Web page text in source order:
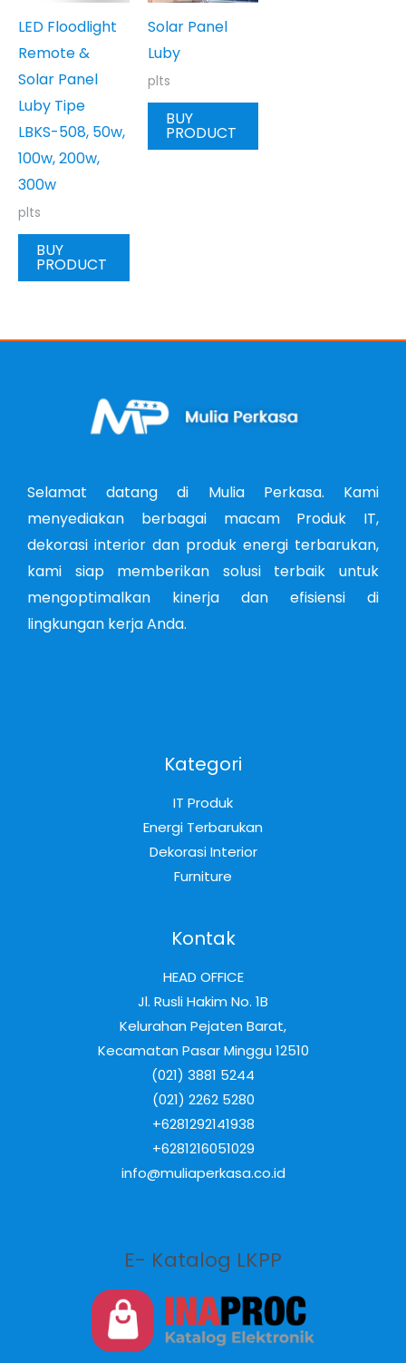
LED Floodlight
Remote &
Solar Panel
Luby Tipe
LBKS-508, 50w,
100w, 200w,
300w
plts
BUY
PRODUCT
Solar Panel
Luby
plts
BUY
PRODUCT
Selamat datang di Mulia Perkasa. Kami
menyediakan berbagai macam Produk IT,
dekorasi interior dan produk energi terbarukan,
kami siap memberikan solusi terbaik untuk
mengoptimalkan kinerja dan efisiensi di
lingkungan kerja Anda.
Kategori
IT Produk
Energi Terbarukan
Dekorasi Interior
Furniture
Kontak
HEAD OFFICE
Jl. Rusli Hakim No. 1B
Kelurahan Pejaten Barat,
Kecamatan Pasar Minggu 12510
(021) 3881 5244
(021) 2262 5280
+6281292141938
+6281216051029
info@muliaperkasa.co.id
E- Katalog LKPP